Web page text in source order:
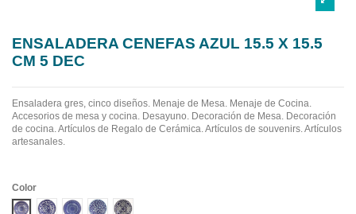
ENSALADERA CENEFAS AZUL 15.5 X 15.5
CM 5 DEC
Ensaladera gres, cinco diseños. Menaje de Mesa. Menaje de Cocina.
Accesorios de mesa y cocina. Desayuno. Decoración de Mesa. Decoración
de cocina. Artículos de Regalo de Cerámica. Artículos de souvenirs. Artículos
artesanales.
Color
DISEÑO 1 CENEFA AZUL
DISEÑO 2 CENEFA AZUL
DISEÑO 3 CENEFA AZUL
DISEÑO 4 CENEFA AZUL
DISEÑO 5 CENEFA AZUL